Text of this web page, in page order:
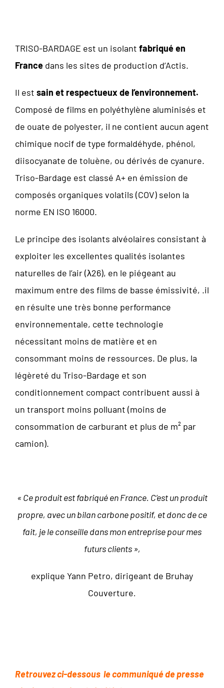
TRISO-BARDAGE est un isolant fabriqué en
France dans les sites de production d’Actis.
Il est sain et respectueux de l’environnement.
Composé de films en polyéthylène aluminisés et
de ouate de polyester, il ne contient aucun agent
chimique nocif de type formaldéhyde, phénol,
diisocyanate de toluène, ou dérivés de cyanure.
Triso-Bardage est classé A+ en émission de
composés organiques volatils (COV) selon la
norme EN ISO 16000.
Le principe des isolants alvéolaires consistant à
exploiter les excellentes qualités isolantes
naturelles de l’air (λ26), en le piégeant au
maximum entre des films de basse émissivité, .il
en résulte une très bonne performance
environnementale, cette technologie
nécessitant moins de matière et en
consommant moins de ressources. De plus, la
légèreté du Triso-Bardage et son
conditionnement compact contribuent aussi à
un transport moins polluant (moins de
consommation de carburant et plus de m² par
camion).
« Ce produit est fabriqué en France. C’est un produit
propre, avec un bilan carbone positif, et donc de ce
fait, je le conseille dans mon entreprise pour mes
futurs clients »,
explique Yann Petro, dirigeant de Bruhay
Couverture.
Retrouvez ci-dessous le communiqué de presse